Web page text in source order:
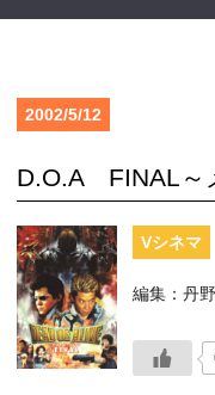
2002/5/12
D.O.A FINAL～
Vシネマ
編集：丹